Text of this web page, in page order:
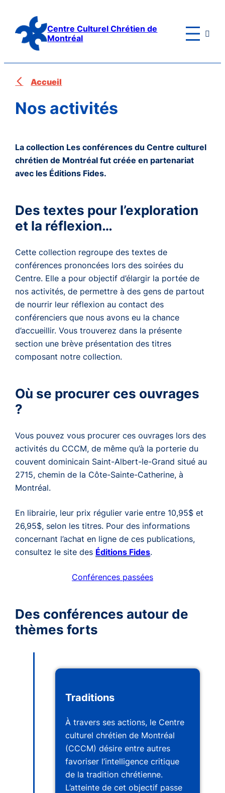
contenu
Centre Culturel Chrétien de
Montréal

Accueil
Nos activités
La collection Les conférences du Centre culturel
chrétien de Montréal fut créée en partenariat
avec les Éditions Fides.
Des textes pour l’exploration
et la réflexion…
Cette collection regroupe des textes de
conférences prononcées lors des soirées du
Centre. Elle a pour objectif d’élargir la portée de
nos activités, de permettre à des gens de partout
de nourrir leur réflexion au contact des
conférenciers que nous avons eu la chance
d’accueillir. Vous trouverez dans la présente
section une brève présentation des titres
composant notre collection.
Où se procurer ces ouvrages
?
Vous pouvez vous procurer ces ouvrages lors des
activités du CCCM, de même qu’à la porterie du
couvent dominicain Saint-Albert-le-Grand situé au
2715, chemin de la Côte-Sainte-Catherine, à
Montréal.
En librairie, leur prix régulier varie entre 10,95$ et
26,95$, selon les titres. Pour des informations
concernant l’achat en ligne de ces publications,
consultez le site des Éditions Fides.
Conférences passées
Des conférences autour de
thèmes forts
Traditions
À travers ses actions, le Centre
culturel chrétien de Montréal
(CCCM) désire entre autres
favoriser l’intelligence critique
de la tradition chrétienne.
L’atteinte de cet objectif passe